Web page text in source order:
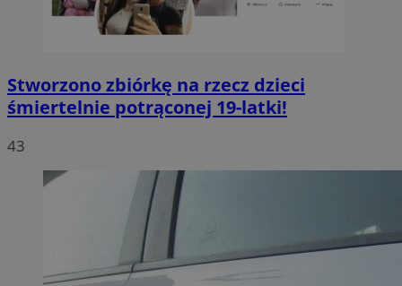
Stworzono zbiórkę na rzecz dzieci
śmiertelnie potrąconej 19-latki!
43